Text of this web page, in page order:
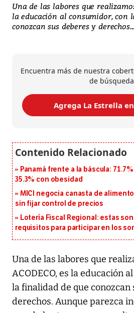
Una de las labores que
la educación al consumidor, con
conozcan sus deberes y
Encuentra más de nuestra
de
Agrega La Estrella
Panamá frente a la báscula:
35.3% con obesidad
MICI negocia canasta de
sin fijar control de precios
Lotería Fiscal Regional: estas
requisitos para participar en los
Una de las labores que
ACODECO, es la educación
la finalidad de que conozcan
derechos. Aunque parezca